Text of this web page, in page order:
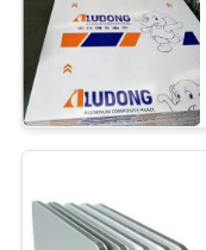
গুণমান
নিয়ন্ত্রণ
আমাদের
সাথে